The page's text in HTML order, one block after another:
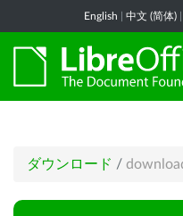
English 中文 (简体)
ダウンロード /